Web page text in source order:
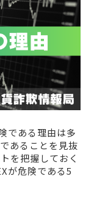
である理由は多
あることを見抜
を把握しておく
が危険である5